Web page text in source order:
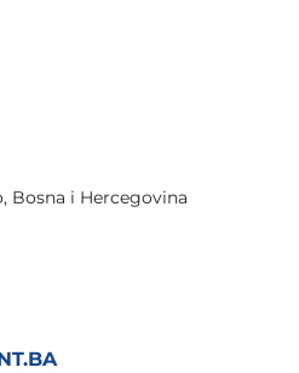
Bosna i Hercegovina